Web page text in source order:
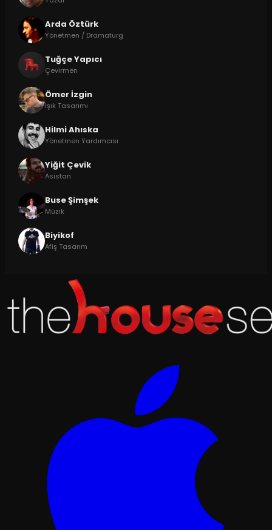
Arda Öztürk
Yönetmen / Dramaturg
Tuğçe Yapıcı
Çevirmen
Ömer İzgin
Işık Tasarımı
Hilmi Ahıska
Yönetmen Yardımcısı
Yiğit Çevik
Asistan
Buse Şimşek
Müzik
Biyikof
Afiş Tasarım